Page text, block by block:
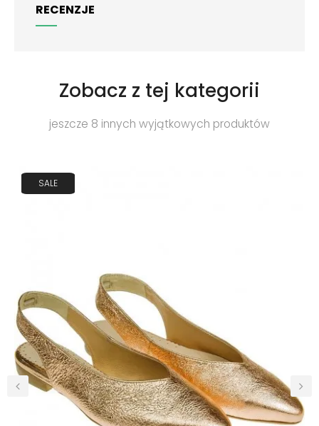
RECENZJE
Zobacz z tej kategorii
jeszcze 8 innych wyjątkowych produktów
SALE
›